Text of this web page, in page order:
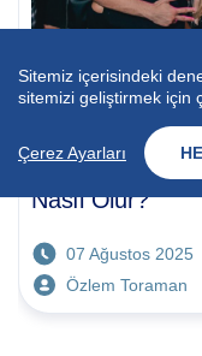
Malta’da Dil
Nasıl Olur?
07 Ağustos 2025
Özlem Toraman
Sitemiz içerisindeki
sitemizi geliştirmek için
Çerez Ayarları